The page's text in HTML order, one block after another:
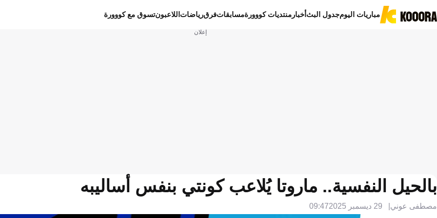
مباريات اليومجدول البثأخبار منتديات كووورةمسابقاتفرقرياضات اللاعبونتسوق مع كووورة
إعلان
بالحيل النفسية.. ماروتا يُلاعب كونتي بنفس أساليبه
مصطفى عوني 29 ديسمبر 2025 09:47